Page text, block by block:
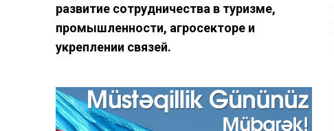
развитие сотрудничества в туризме,
промышленности, агросекторе и
укреплении связей.